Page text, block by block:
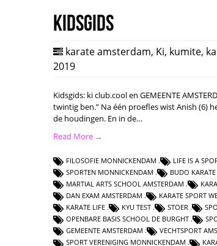
Kidsgids
karate amsterdam, Ki, kumite,
2019
Kidsgids: ki club.cool en GEMEENTE
twintig ben.” Na één proefles wist Anish (6)
de houdingen. En in de…
Read More →
FILOSOFIE MONNICKENDAM LIFE IS A
SPORTEN MONNICKENDAM
BUDO KARATE
MARTIAL ARTS SCHOOL AMSTERDAM
DAN EXAM AMSTERDAM
KARATE SPORT
KARATE LIFE
KYU TEST STOER
OPENBARE BASIS SCHOOL DE BURGHT
GEMEENTE AMSTERDAM
VECHTSPORT
SPORT VERENIGING MONNICKENDAM